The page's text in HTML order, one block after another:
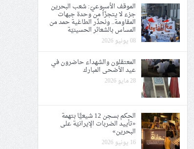
الموقف الأسبوعيّ: شعب البحرين
جزء لا يتجزّأ من وحدة جبهات
المقاومة.. ونحذّر الطاغية حمد من
المساس بالشعائر الحسينيّة
08 يونيو 2026
المعتقلون والشهداء حاضرون في
عيد الأضحى المبارك
28 مايو 2026
الحكم بسجن 12 شيعيًّا بتهمة
«تأييد الضربات الإيرانيّة على
البحرين»
16 يونيو 2026